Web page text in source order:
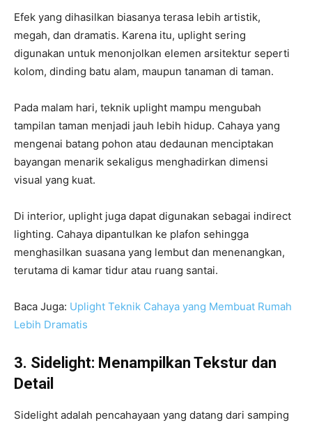
Efek yang dihasilkan biasanya terasa lebih artistik,
megah, dan dramatis. Karena itu, uplight sering
digunakan untuk menonjolkan elemen arsitektur seperti
kolom, dinding batu alam, maupun tanaman di taman.
Pada malam hari, teknik uplight mampu mengubah
tampilan taman menjadi jauh lebih hidup. Cahaya yang
mengenai batang pohon atau dedaunan menciptakan
bayangan menarik sekaligus menghadirkan dimensi
visual yang kuat.
Di interior, uplight juga dapat digunakan sebagai indirect
lighting. Cahaya dipantulkan ke plafon sehingga
menghasilkan suasana yang lembut dan menenangkan,
terutama di kamar tidur atau ruang santai.
Baca Juga: Uplight Teknik Cahaya yang Membuat Rumah
Lebih Dramatis
3. Sidelight: Menampilkan Tekstur dan
Detail
Sidelight adalah pencahayaan yang datang dari samping